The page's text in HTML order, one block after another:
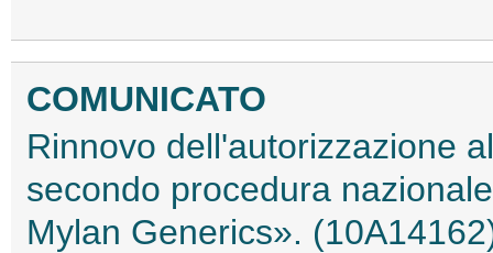
COMUNICATO
Rinnovo dell'autorizzazione
secondo procedura
Mylan Generics».